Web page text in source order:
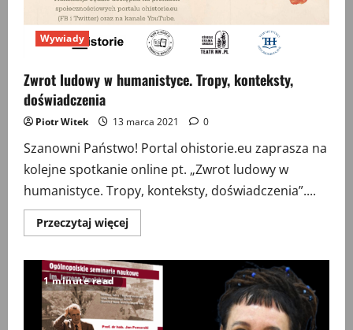
Wywiady
Zwrot ludowy w humanistyce. Tropy, konteksty,
doświadczenia
Piotr Witek 13 marca 2021 0
Szanowni Państwo! Portal ohistorie.eu zaprasza na
kolejne spotkanie online pt. „Zwrot ludowy w
humanistyce. Tropy, konteksty, doświadczenia”....
Przeczytaj więcejPrzeczytaj
więcej
ludowy
w
humanistyce.
Tropy,
konteksty,
doświadczenia
1 minute read